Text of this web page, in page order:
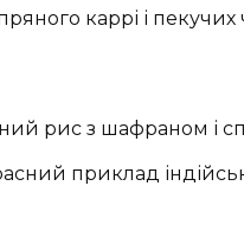
каррі і
рис з шафраном і
приклад